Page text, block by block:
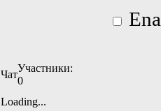
Чат
Участники:
0
Loading...